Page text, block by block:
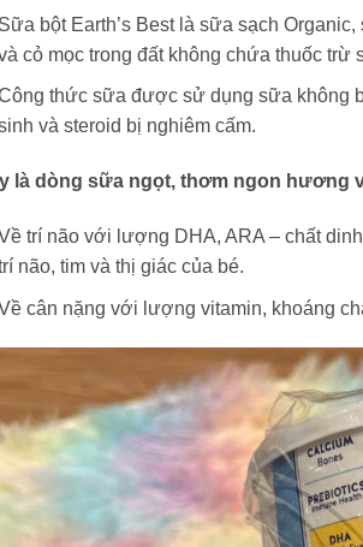
bột Earth’s Best là sữa sạch
cỏ mọc trong đất không chứa thuốc trừ
thức sữa được sử dụng sữa không
và steroid bị nghiêm cấm.
là dòng sữa ngọt, thơm ngon hương
trí não với lượng DHA, ARA – chất
não, tim và thị giác của bé.
cân nặng với lượng vitamin, khoáng